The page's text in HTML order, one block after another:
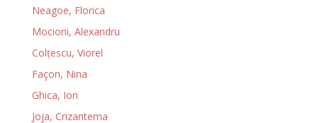
Neagoe, Florica
Mocioni, Alexandru
Colţescu, Viorel
Façon, Nina
Ghica, Ion
Joja, Crizantema